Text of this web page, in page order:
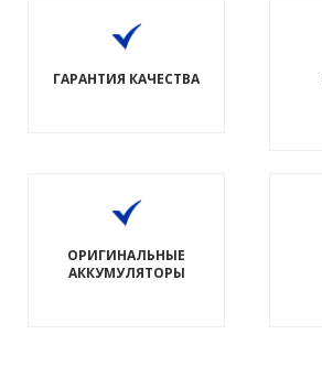
ГАРАНТИЯ КАЧЕСТВА
ОРИГИНАЛЬНЫЕ
АККУМУЛЯТОРЫ